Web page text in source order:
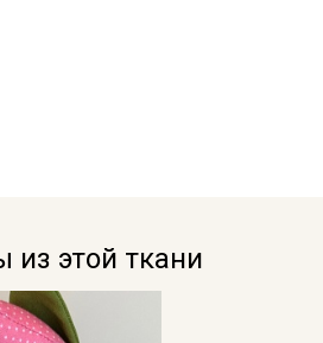
из этой ткани